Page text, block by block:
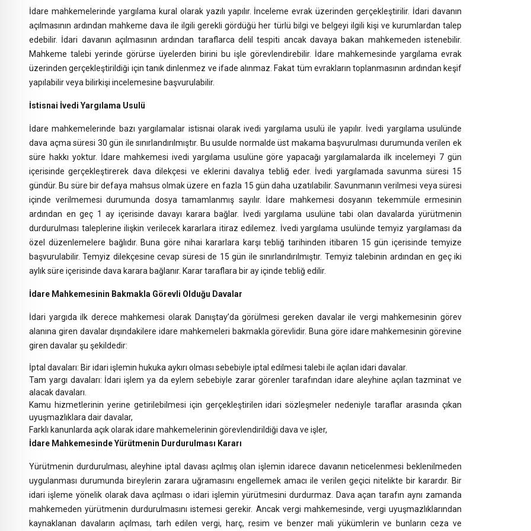
İdare mahkemelerinde yargılama kural olarak yazılı yapılır. İnceleme evrak üzerinden gerçekleştirilir. İdari davanın
açılmasının ardından mahkeme dava ile ilgili gerekli gördüğü her türlü bilgi ve belgeyi ilgili kişi ve kurumlardan talep
edebilir. İdari davanın açılmasının ardından taraflarca delil tespiti ancak davaya bakan mahkemeden istenebilir.
Mahkeme talebi yerinde görürse üyelerden birini bu işle görevlendirebilir. İdare mahkemesinde yargılama evrak
üzerinden gerçekleştirildiği için tanık dinlenmez ve ifade alınmaz. Fakat tüm evrakların toplanmasının ardından keşif
yapılabilir veya bilirkişi incelemesine başvurulabilir.
İstisnai İvedi Yargılama Usulü
İdare mahkemelerinde bazı yargılamalar istisnai olarak ivedi yargılama usulü ile yapılır. İvedi yargılama usulünde
dava açma süresi 30 gün ile sınırlandırılmıştır. Bu usulde normalde üst makama başvurulması durumunda verilen ek
süre hakkı yoktur. İdare mahkemesi ivedi yargılama usulüne göre yapacağı yargılamalarda ilk incelemeyi 7 gün
içerisinde gerçekleştirerek dava dilekçesi ve eklerini davalıya tebliğ eder. İvedi yargılamada savunma süresi 15
gündür. Bu süre bir defaya mahsus olmak üzere en fazla 15 gün daha uzatılabilir. Savunmanın verilmesi veya süresi
içinde verilmemesi durumunda dosya tamamlanmış sayılır. İdare mahkemesi dosyanın tekemmüle ermesinin
ardından en geç 1 ay içerisinde davayı karara bağlar. İvedi yargılama usulüne tabi olan davalarda yürütmenin
durdurulması taleplerine ilişkin verilecek kararlara itiraz edilemez. İvedi yargılama usulünde temyiz yargılaması da
özel düzenlemelere bağlıdır. Buna göre nihai kararlara karşı tebliğ tarihinden itibaren 15 gün içerisinde temyize
başvurulabilir. Temyiz dilekçesine cevap süresi de 15 gün ile sınırlandırılmıştır. Temyiz talebinin ardından en geç iki
aylık süre içerisinde dava karara bağlanır. Karar taraflara bir ay içinde tebliğ edilir.
İdare Mahkemesinin Bakmakla Görevli Olduğu Davalar
İdari yargıda ilk derece mahkemesi olarak Danıştay’da görülmesi gereken davalar ile vergi mahkemesinin görev
alanına giren davalar dışındakilere idare mahkemeleri bakmakla görevlidir. Buna göre idare mahkemesinin görevine
giren davalar şu şekildedir:
İptal davaları: Bir idari işlemin hukuka aykırı olması sebebiyle iptal edilmesi talebi ile açılan idari davalar.
Tam yargı davaları: İdari işlem ya da eylem sebebiyle zarar görenler tarafından idare aleyhine açılan tazminat ve
alacak davaları.
Kamu hizmetlerinin yerine getirilebilmesi için gerçekleştirilen idari sözleşmeler nedeniyle taraflar arasında çıkan
uyuşmazlıklara dair davalar,
Farklı kanunlarda açık olarak idare mahkemelerinin görevlendirildiği dava ve işler,
İdare Mahkemesinde Yürütmenin Durdurulması Kararı
Yürütmenin durdurulması, aleyhine iptal davası açılmış olan işlemin idarece davanın neticelenmesi beklenilmeden
uygulanması durumunda bireylerin zarara uğramasını engellemek amacı ile verilen geçici nitelikte bir karardır. Bir
idari işleme yönelik olarak dava açılması o idari işlemin yürütmesini durdurmaz. Dava açan tarafın aynı zamanda
mahkemeden yürütmenin durdurulmasını istemesi gerekir. Ancak vergi mahkemesinde, vergi uyuşmazlıklarından
kaynaklanan davaların açılması, tarh edilen vergi, harç, resim ve benzer mali yükümlerin ve bunların ceza ve